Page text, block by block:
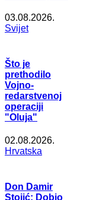
03.08.2026.
Svijet
Što je
prethodilo
Vojno-
redarstvenoj
operaciji
"Oluja"
02.08.2026.
Hrvatska
Don Damir
Stojić: Dobio